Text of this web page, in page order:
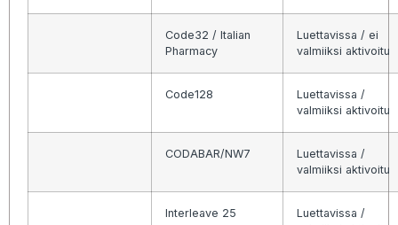
Code32 / Italian
Pharmacy
Luettavissa / ei
valmiiksi aktivoitu
Code128
Luettavissa /
valmiiksi aktivoitu
CODABAR/NW7
Luettavissa /
valmiiksi aktivoitu
Interleave 25
Luettavissa /